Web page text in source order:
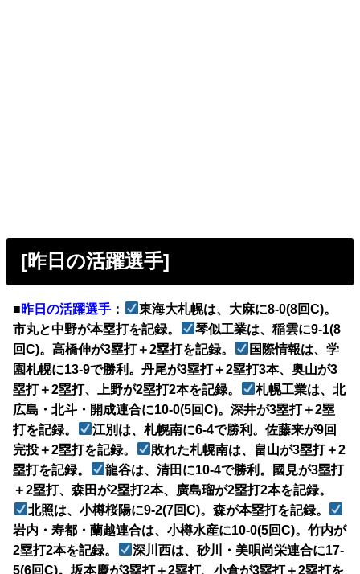
[昨日の活躍選手]
■昨日の活躍選手 ：
東海大札幌は、大麻に8-0(8回C)。
市丸と中野が本塁打を記録。
琴似工業は、稲雲に9-1(8
回C)。高橋伸が3塁打＋2塁打を記録。
国際情報は、学
園札幌に13-9で勝利。丹尾が3塁打＋2塁打3本、奥山が3
塁打＋2塁打、上野が2塁打2本を記録。
札幌工業は、北
広島・北斗・開成連合に10-0(5回C)。深井が3塁打＋2塁
打を記録。
江別は、札幌南に6-4で勝利。佐藤来が9回
完投＋2塁打を記録。
敗れた札幌南は、畠山が3塁打＋2
塁打を記録。
龍谷は、清田に10-4で勝利。國見が3塁打
＋2塁打、森田が2塁打2本、廣島瑠が2塁打2本を記録。
北照は、小樽桜陽に9-2(7回C)。森が本塁打を記録。
岩内・寿都・蘭越連合は、小樽水産に10-0(5回C)。竹内が
2塁打2本を記録。
深川西は、砂川・美唄尚栄連合に17-
5(6回C)。坂本慶が3塁打＋2塁打、小倉が3塁打＋2塁打を